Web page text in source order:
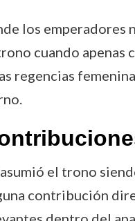
los
cuando apenas
regencias
asumió el trono
contribución